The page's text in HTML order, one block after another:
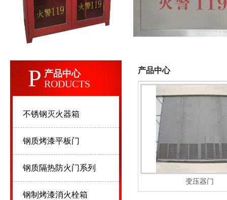
P 产品中心
RODUCTS
不锈钢灭火器箱
钢质烤漆平板门
钢质隔热防火门系列
钢制烤漆消火栓箱
产品中心
变压器门